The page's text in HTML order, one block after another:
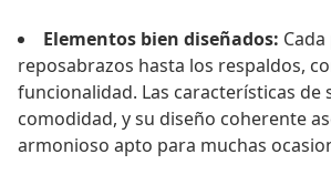
Elementos bien diseñados:
reposabrazos hasta los respaldos,
funcionalidad. Las características de
comodidad, y su diseño coherente
armonioso apto para muchas